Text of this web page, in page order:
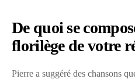
De quoi se
florilège de votre
Pierre a suggéré des chansons